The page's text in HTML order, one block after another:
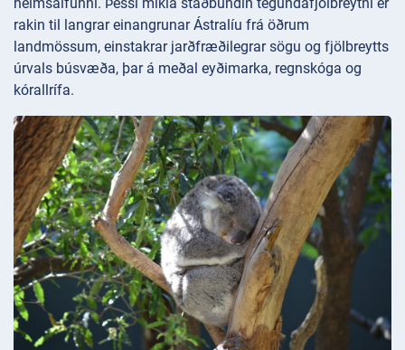
rakin til langrar einangrunar Ástralíu frá öðrum
landmössum, einstakrar jarðfræðilegrar sögu og fjölbreytts
úrvals búsvæða, þar á meðal eyðimarka, regnskóga og
kórallrífa.